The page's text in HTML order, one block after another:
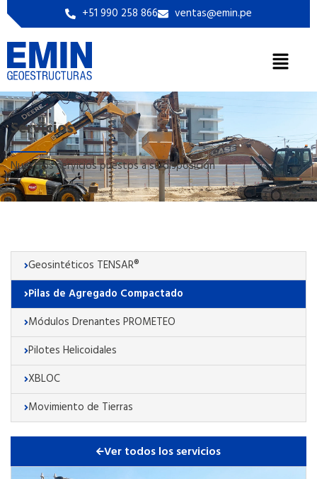
+51 990 258 866 ventas@emin.pe
Servicios
Nuestros servicios puestos a su disposición
Geosintéticos TENSAR®
Pilas de Agregado Compactado
Módulos Drenantes PROMETEO
Pilotes Helicoidales
XBLOC
Movimiento de Tierras
Ver todos los servicios